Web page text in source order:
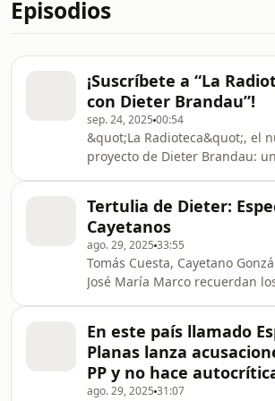
Episodios
¡Suscríbete a “La
con Dieter Brandau”!
sep. 24, 2025 00:54
&quot;La Radioteca&quot;, el
proyecto de Dieter Brandau: un
política en España. &quot;La
Radioteca&quot; es el nuevo
de Dieter Brandau: un podcast
narrativo que busca
a pieza y archivo a archivo, los
que están marcando la
política en España. En un
donde las noticias se multi
Tertulia de Dieter:
Cayetanos
ago. 29, 2025 33:55
Tomás Cuesta, Cayetano
José María Marco recuerdan
En este país llamado
Planas lanza
PP y no hace
ago. 29, 2025 31:07